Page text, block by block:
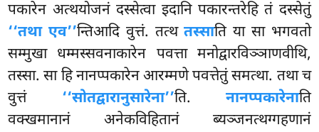
पकारेन अत्थयोजनं दस्सेत्वा इदानि पकारन्तरेहि तं दस्सेतुं
‘‘तथा एव’’न्तिआदि वुत्तं. तत्थतस्साति या सा भगवतो
सम्मुखा धम्मस्सवनाकारेन पवत्ता मनोद्वारविञ्ञाणवीथि,
तस्सा. सा हि नानप्पकारेन आरम्मणे पवत्तेतुं समत्था. तथा च
वुत्तं ‘‘सोतद्वारानुसारेना’’ति. नानप्पकारेनाति
वक्खमानानं अनेकविहितानं ब्यञ्जनत्थग्गहणानं